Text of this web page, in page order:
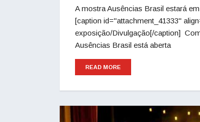
A mostra Ausências Brasil estará
[caption id="attachment_41333"
exposição/Divulgação[/caption]
Ausências Brasil está aberta
READ MORE